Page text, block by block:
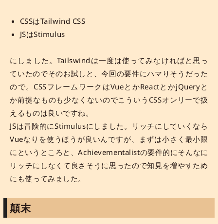
CSSはTailwind CSS
JSはStimulus
にしました。Tailswindは一度は使ってみなければと思っ
ていたのでそのお試しと、今回の要件にハマりそうだった
ので。CSSフレームワークはVueとかReactとかjQueryと
か前提なものも少なくないのでこういうCSSオンリーで扱
えるものは良いですね。
JSは冒険的にStimulusにしました。リッチにしていくなら
Vueなりを使うほうが良いんですが、まずは小さく最小限
にというところと、Achievementalistの要件的にそんなに
リッチにしなくて良さそうに思ったので知見を増やすため
にも使ってみました。
顛末